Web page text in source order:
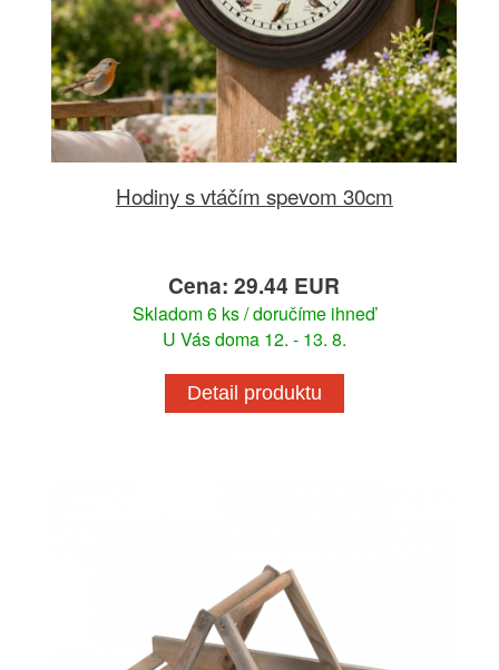
Hodiny s vtáčím spevom 30cm
Cena: 29.44 EUR
Skladom 6 ks / doručíme ihneď
U Vás doma 12. - 13. 8.
Detail produktu